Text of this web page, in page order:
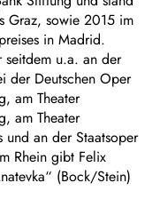
Graz, sowie 2015 im
in Madrid.
seitdem u.a. an der
der Deutschen Oper
am Theater
am Theater
und an der Staatsoper
Rhein gibt Felix
(Bock/Stein)